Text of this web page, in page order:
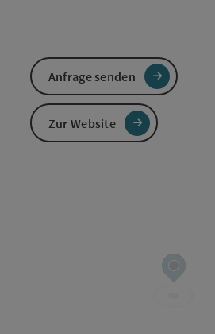
Anfrage senden
Zur Website